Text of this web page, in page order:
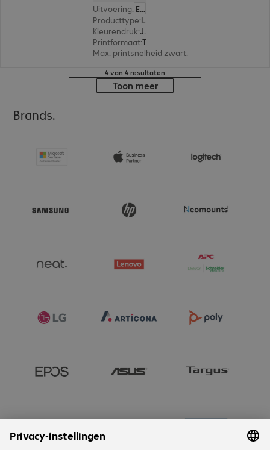
Uitvoering: Europa
Producttype:
Kleurendruk: Ja
Printformaat: Tot max. A3
Max. printsnelheid zwart:
4 van 4 resultaten
Toon meer
Brands.